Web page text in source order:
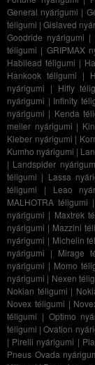
General nyárigumi |
téligumi |Gislaved
Goodride nyárigumi |
téligumi | GRIPMAX
Habilead téligumi |
Hankook téligumi |
nyárigumi | Hifly
nyárigumi | Infinity
nyárigumi | Kenda
meiler nyárigumi |
Kleber nyárigumi |
Kumho nyárigumi |
| Landspider
téligumi | Lassa
téligumi | Leao
MALHOTRA téligumi |
nyárigumi | Maxtrek
nyárigumi | Mazzini
nyárigumi | Michelin
nyárigumi | Mirage
nyárigumi | Momo
nyárigumi | Nexen
Nokian téligumi |
Novex téligumi |
téligumi | Optimo
téligumi |Ovation
| Pirelli nyárigumi |
Pneus Ovada